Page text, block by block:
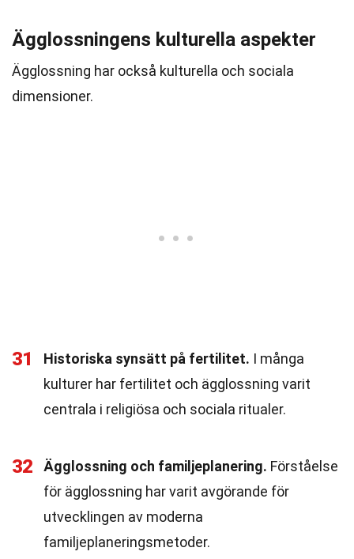
Ägglossningens kulturella aspekter
Ägglossning har också kulturella och sociala
dimensioner.
31 Historiska synsätt på fertilitet. I många
kulturer har fertilitet och ägglossning varit
centrala i religiösa och sociala ritualer.
32 Ägglossning och familjeplanering. Förståelse
för ägglossning har varit avgörande för
utvecklingen av moderna
familjeplaneringsmetoder.